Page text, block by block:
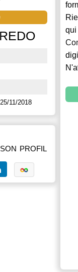
25/11/2018
profil
qui